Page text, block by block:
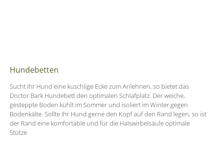
Hundebetten
Sucht Ihr Hund eine kuschlige Ecke zum Anlehnen, so bietet das
Doctor Bark Hundebett den optimalen Schlafplatz. Der weiche,
gesteppte Boden kühlt im Sommer und isoliert im Winter gegen
Bodenkälte. Sollte Ihr Hund gerne den Kopf auf den Rand legen, so ist
der Rand eine komfortable und für die Halswirbelsäule optimale
Stütze